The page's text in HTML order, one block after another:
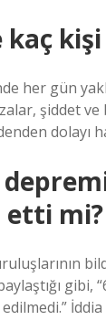
kaç
her gün
şiddet
dolayı
etti mi?
gibi,